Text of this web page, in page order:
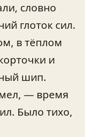
словно
глоток сил.
в тёплом
и
шип.
— время
Было тихо,